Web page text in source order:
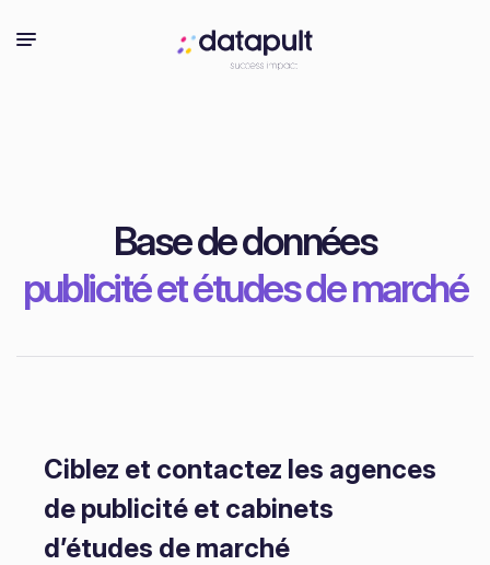
Base de données
publicité et études de marché
Ciblez et contactez les agences
de publicité et cabinets
d’études de marché